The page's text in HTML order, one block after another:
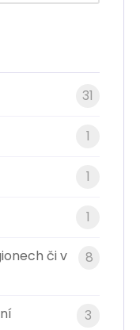
31
1
1
1
či v
8
3